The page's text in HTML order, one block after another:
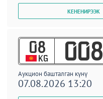
08
KG 008
Аукцион башталган күнү
07.08.2026 13:20